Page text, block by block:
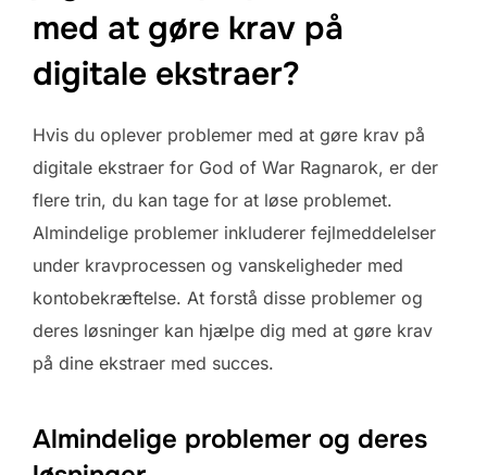
med at gøre krav på
digitale ekstraer?
Hvis du oplever problemer med at gøre krav på
digitale ekstraer for God of War Ragnarok, er der
flere trin, du kan tage for at løse problemet.
Almindelige problemer inkluderer fejlmeddelelser
under kravprocessen og vanskeligheder med
kontobekræftelse. At forstå disse problemer og
deres løsninger kan hjælpe dig med at gøre krav
på dine ekstraer med succes.
Almindelige problemer og deres